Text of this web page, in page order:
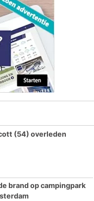
(54) overleden
brand op campingpark